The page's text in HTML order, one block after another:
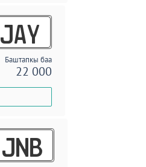
JAY
Баштапкы баа
22 000
JNB